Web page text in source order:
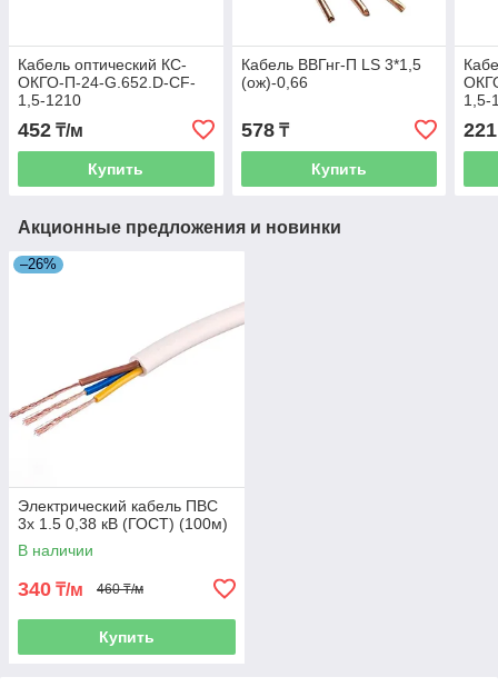
Кабель оптический КС-
ОКГО-П-24-G.652.D-CF-
1,5-1210
452 ₸/м
Купить
Кабель ВВГнг-П LS 3*1,5
(ож)-0,66
578₸
Купить
1,5-
221
Акционные предложения и новинки
–26%
Электрический кабель ПВС
3х 1.5 0,38 кВ (ГОСТ) (100м)
В наличии
340 ₸/м 460 ₸/м
Купить